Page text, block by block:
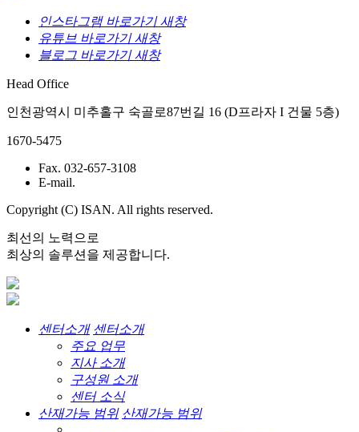
인스타그램 바로가기 새창
유튜브 바로가기 새창
블로그 바로가기 새창
Head Office
인천광역시 미추홀구 숙골로87번길 16 (D프라자 I 건물 5층)
1670-5475
Fax. 032-657-3108
E-mail.
Copyright (C) ISAN. All rights reserved.
최선의 노력으로
최상의 솔루션을 제공합니다.
센터소개 센터소개
주요 업무
지사 소개
구성원 소개
센터 소식
산재가능 범위 산재가능 범위